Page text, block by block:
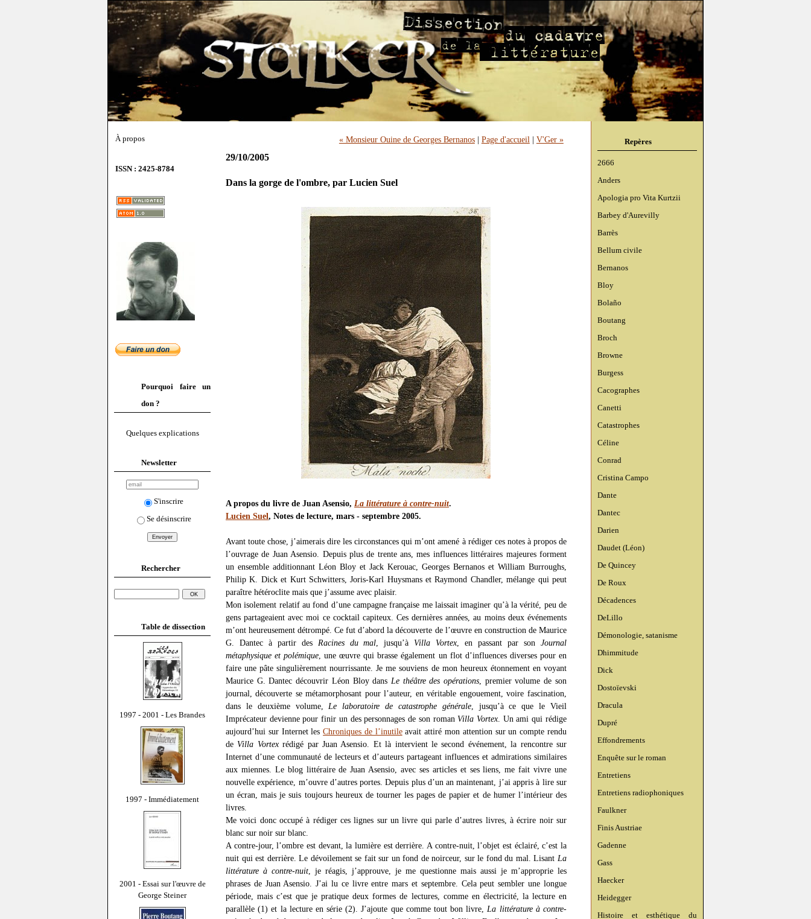
À propos
ISSN : 2425-8784
Pourquoi faire un
don ?
Quelques explications
Newsletter
S'inscrire
Se désinscrire
Rechercher
Table de dissection
1997 - 2001 - Les Brandes
1997 - Immédiatement
2001 - Essai sur l'œuvre de
George Steiner
Repères
2666
Anders
Apologia pro Vita Kurtzii
Barbey d'Aurevilly
Barrès
Bellum civile
Bernanos
Bloy
Bolaño
Boutang
Broch
Browne
Burgess
Cacographes
Canetti
Catastrophes
Céline
Conrad
Cristina Campo
Dante
Dantec
Darien
Daudet (Léon)
De Quincey
De Roux
Décadences
DeLillo
Démonologie, satanisme
Dhimmitude
Dick
Dostoïevski
Dracula
Dupré
Effondrements
Enquête sur le roman
Entretiens
Entretiens radiophoniques
Faulkner
Finis Austriae
Gadenne
Gass
Haecker
Heidegger
Histoire et esthétique du
« Monsieur Ouine de Georges Bernanos| Page d'accueil | V'Ger »
29/10/2005
Dans la gorge de l'ombre, par Lucien Suel
A propos du livre de Juan Asensio, La littérature à contre-nuit.
Lucien Suel, Notes de lecture, mars - septembre 2005.
Avant toute chose, j’aimerais dire les circonstances qui m’ont amené à rédiger ces notes à propos de
l’ouvrage de Juan Asensio. Depuis plus de trente ans, mes influences littéraires majeures forment
un ensemble additionnant Léon Bloy et Jack Kerouac, Georges Bernanos et William Burroughs,
Philip K. Dick et Kurt Schwitters, Joris-Karl Huysmans et Raymond Chandler, mélange qui peut
paraître hétéroclite mais que j’assume avec plaisir.
Mon isolement relatif au fond d’une campagne française me laissait imaginer qu’à la vérité, peu de
gens partageaient avec moi ce cocktail capiteux. Ces dernières années, au moins deux événements
m’ont heureusement détrompé. Ce fut d’abord la découverte de l’œuvre en construction de Maurice
G. Dantec à partir des Racines du mal , jusqu’à Villa Vortex , en passant par son Journal
métaphysique et polémique , une œuvre qui brasse également un flot d’influences diverses pour en
faire une pâte singulièrement nourrissante. Je me souviens de mon heureux étonnement en voyant
Maurice G. Dantec découvrir Léon Bloy dans Le théâtre des opérations , premier volume de son
journal, découverte se métamorphosant pour l’auteur, en véritable engouement, voire fascination,
dans le deuxième volume, Le laboratoire de catastrophe générale, jusqu’à ce que le Vieil
Imprécateur devienne pour finir un des personnages de son roman Villa Vortex. Un ami qui rédige
aujourd’hui sur Internet lesChroniques de l’inutileavait attiré mon attention sur un compte rendu
de Villa Vortexrédigé par Juan Asensio. Et là intervient le second événement, la rencontre sur
Internet d’une communauté de lecteurs et d’auteurs partageant influences et admirations similaires
aux miennes. Le blog littéraire de Juan Asensio, avec ses articles et ses liens, me fait vivre une
nouvelle expérience, m’ouvre d’autres portes. Depuis plus d’un an maintenant, j’ai appris à lire sur
un écran, mais je suis toujours heureux de tourner les pages de papier et de humer l’intérieur des
livres.
Me voici donc occupé à rédiger ces lignes sur un livre qui parle d’autres livres, à écrire noir sur
blanc sur noir sur blanc.
A contre-jour, l’ombre est devant, la lumière est derrière. A contre-nuit, l’objet est éclairé, c’est la
nuit qui est derrière. Le dévoilement se fait sur un fond de noirceur, sur le fond du mal. Lisant La
littérature à contre-nuit, je réagis, j’approuve, je me questionne mais aussi je m’approprie les
phrases de Juan Asensio. J’ai lu ce livre entre mars et septembre. Cela peut sembler une longue
période, mais c’est que je pratique deux formes de lectures, comme en électricité, la lecture en
parallèle (1) et la lecture en série (2). J’ajoute que comme tout bon livre, La littérature à contre-